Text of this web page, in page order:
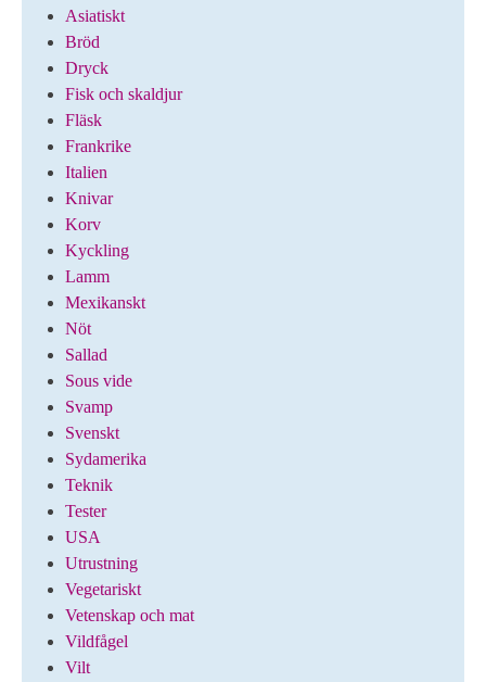
Asiatiskt
Bröd
Dryck
Fisk och skaldjur
Fläsk
Frankrike
Italien
Knivar
Korv
Kyckling
Lamm
Mexikanskt
Nöt
Sallad
Sous vide
Svamp
Svenskt
Sydamerika
Teknik
Tester
USA
Utrustning
Vegetariskt
Vetenskap och mat
Vildfågel
Vilt